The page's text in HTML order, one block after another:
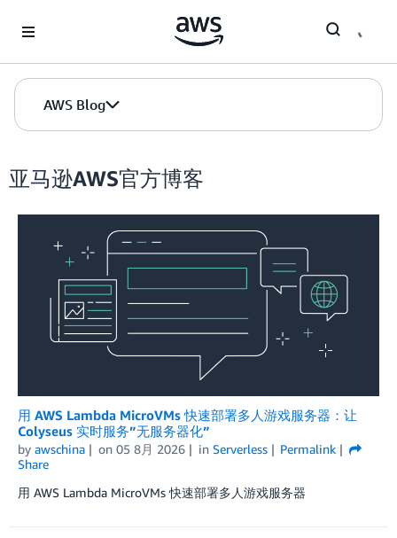
AWS Blog
亚马逊AWS官方博客
用 AWS Lambda MicroVMs 快速部署多人游戏服务器：让
Colyseus 实时服务”无服务器化”
by awschina on 05 8月 2026 in Serverless
Permalink
Share
用 AWS Lambda MicroVMs 快速部署多人游戏服务器